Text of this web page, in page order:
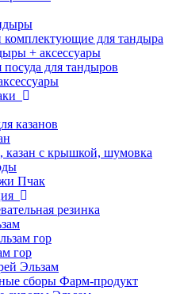
комплектующие для тандыра
+ аксессуары
посуда для тандыров
казанов
казан с крышкой, шумовка
Пчак
резинка
гор
гор
Эльзам
сборы Фарм-продукт